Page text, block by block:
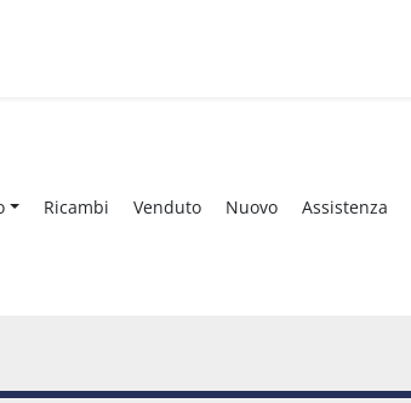
Ricambi Venduto Nuovo Assistenza